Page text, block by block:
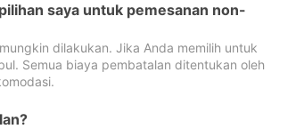
saya untuk pemesanan non-
dilakukan. Jika Anda memilih untuk
Semua biaya pembatalan ditentukan oleh